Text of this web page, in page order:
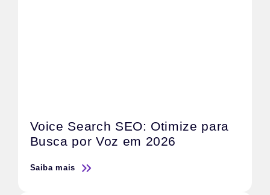
Voice Search SEO: Otimize para
Busca por Voz em 2026
Saiba mais